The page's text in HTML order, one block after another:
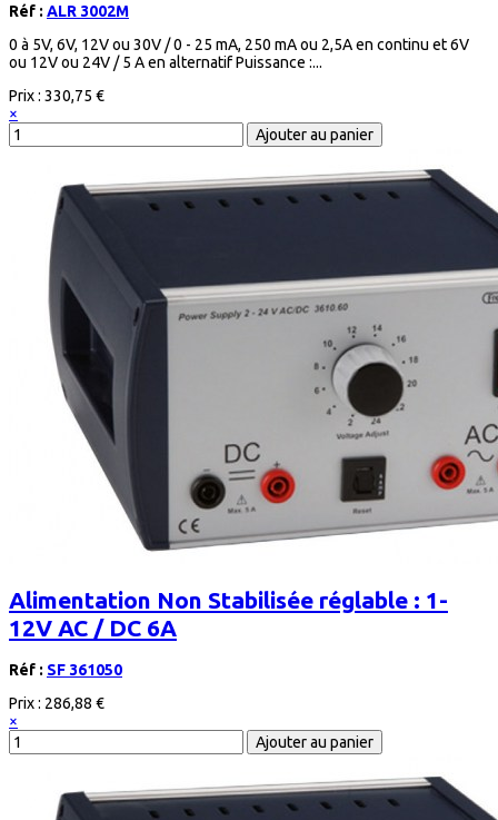
Réf : ALR 3002M
0 à 5V, 6V, 12V ou 30V / 0 - 25 mA, 250 mA ou 2,5A en continu et 6V
ou 12V ou 24V / 5 A en alternatif Puissance :...
Prix : 330,75 €
×
Alimentation Non Stabilisée réglable : 1-
12V AC / DC 6A
Réf : SF 361050
Prix : 286,88 €
×